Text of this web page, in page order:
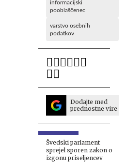
informacijski
pooblaščenec
varstvo osebnih
podatkov
Dodajte med
prednostne vire
Švedski parlament
sprejel sporen zakon o
izgonu priseljencev